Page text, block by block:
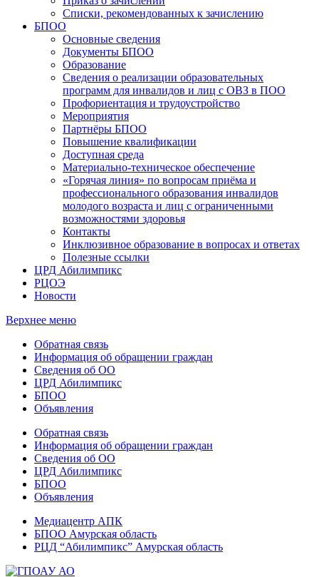
Списки, рекомендованных к зачислению
БПОО
Основные сведения
Документы БПОО
Образование
Сведения о реализации образовательных
программ для инвалидов и лиц с ОВЗ в ПОО
Профориентация и трудоустройство
Мероприятия
Партнёры БПОО
Повышение квалификации
Доступная среда
Материально-техническое обеспечение
«Горячая линия» по вопросам приёма и
профессионального образования инвалидов
молодого возраста и лиц с ограниченными
возможностями здоровья
Контакты
Инклюзивное образование в вопросах и ответах
Полезные ссылки
ЦРД Абилимпикс
РЦОЭ
Новости
Верхнее меню
Обратная связь
Информация об обращении граждан
Сведения об ОО
ЦРД Абилимпикс
БПОО
Объявления
Обратная связь
Информация об обращении граждан
Сведения об ОО
ЦРД Абилимпикс
БПОО
Объявления
Медиацентр АПК
БПОО Амурская область
РЦД “Абилимпикс” Амурская область